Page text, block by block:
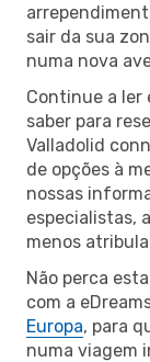
sair da sua
numa nova
Continue a ler
saber para
Valladolid
de opções à
nossas
especialistas,
menos
Não perca
com a
Europa, para
numa viagem